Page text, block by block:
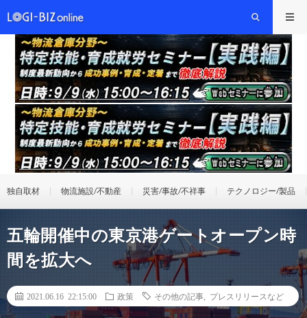
独自取材 物流施設/不動産 災害/事故/不祥事 テクノロジー/製品
五輪開催中の東京港ゲートオープン時
間を拡大へ
2021.06.16 22:15:00 政策 その他の記事 プレスリリースなど